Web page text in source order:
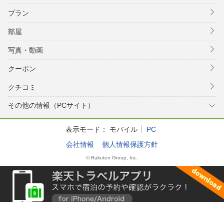
プラン
部屋
写真・動画
クーポン
クチコミ
その他の情報（PCサイト）
表示モード： モバイル
PC
会社情報
個人情報保護方針
© Rakuten Group, Inc.